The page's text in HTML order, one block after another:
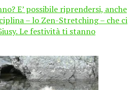
E’ possibile riprendersi, anche
– lo Zen-Stretching – che ci
Le festività ti stanno